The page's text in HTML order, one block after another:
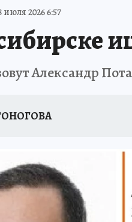
В РОССИИ ЗАПОВЕДНАЯ
июля 2026 6:57
Александр